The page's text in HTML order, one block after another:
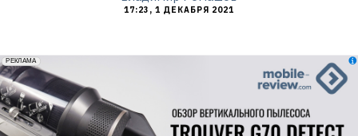
17:23, 1 ДЕКАБРЯ 2021
erid: 2VfnxxmNzs5
РЕКЛАМА